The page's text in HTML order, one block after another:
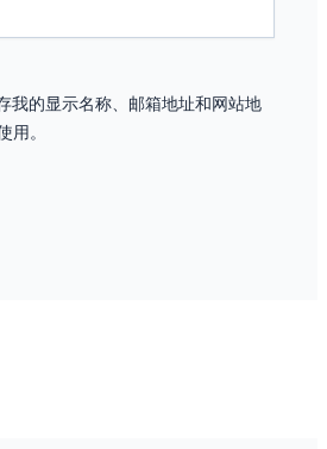
我的显示名称、邮箱地址和网站地
用。